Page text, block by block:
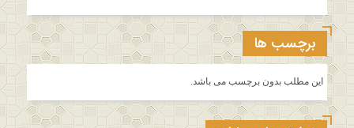
برچسب ها
این مطلب بدون برچسب می باشد.